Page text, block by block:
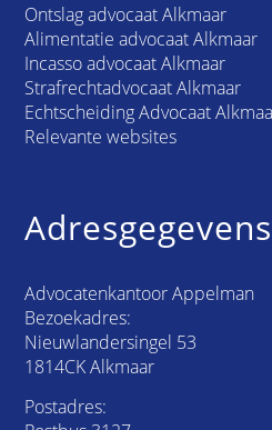
Ontslag advocaat Alkmaar
Alimentatie advocaat Alkmaar
Incasso advocaat Alkmaar
Strafrechtadvocaat Alkmaar
Echtscheiding Advocaat
Relevante websites
Adresgegevens
Advocatenkantoor Appelman
Bezoekadres:
Nieuwlandersingel 53
1814CK Alkmaar
Postadres: